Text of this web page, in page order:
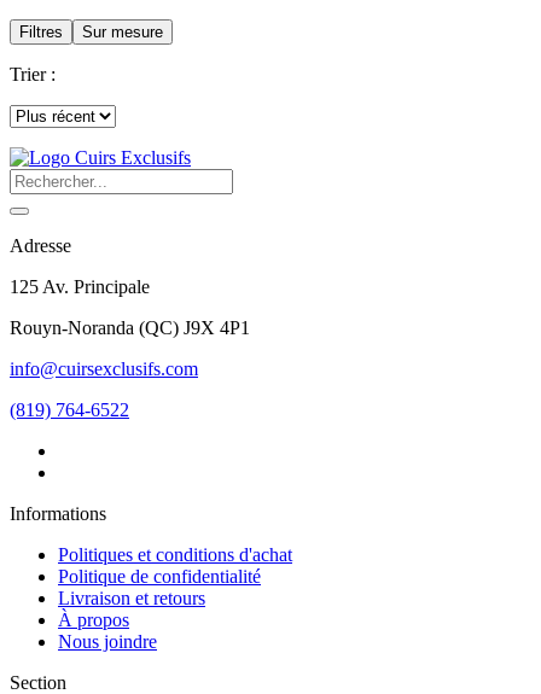
Filtres Sur mesure
Trier :
Adresse
125 Av. Principale
Rouyn-Noranda (QC) J9X 4P1
info@cuirsexclusifs.com
(819) 764-6522
Informations
Politiques et conditions d'achat
Politique de confidentialité
Livraison et retours
À propos
Nous joindre
Section